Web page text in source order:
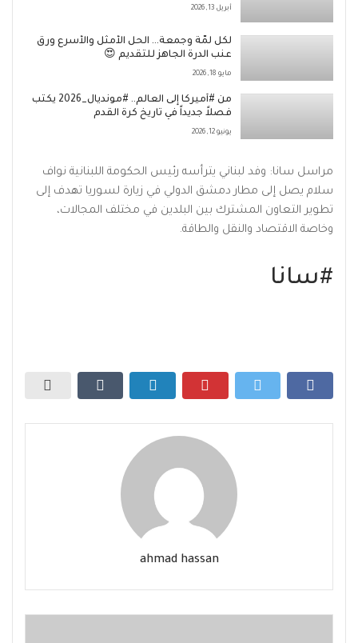
أبريل 13, 2026
لكل لمّة وجمعة… الحل الأمثل والأسرع ورق
عنب الدرة الجاهز للتقديم 😍
مايو 18, 2026
من #أميركا إلى العالم.. #مونديال_2026 يكتب
فصلاً جديداً في تاريخ كرة القدم
يونيو 12, 2026
مراسل سانا: وفد لبناني يترأسه رئيس الحكومة اللبنانية نواف
سلام يصل إلى مطار دمشق الدولي في زيارة لسوريا تهدف إلى
تطوير التعاون المشترك بين البلدين في مختلف المجالات،
وخاصة الاقتصاد والنقل والطاقة.
#سانا
ahmad hassan